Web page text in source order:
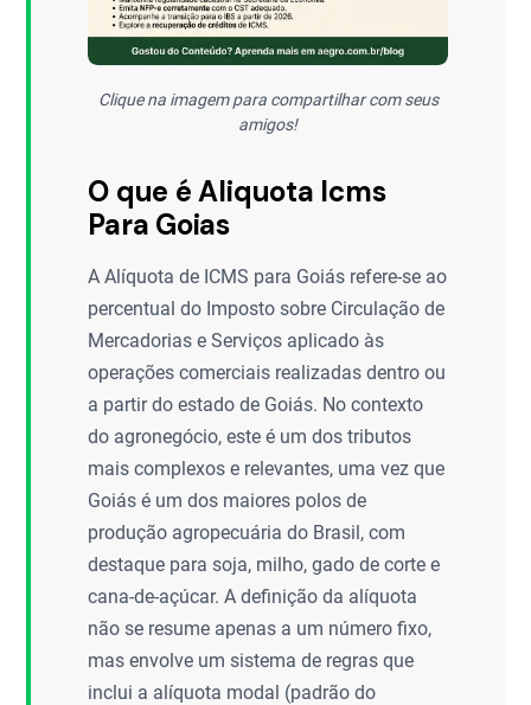
Clique na imagem para compartilhar com seus
amigos!
O que é Aliquota Icms
Para Goias
A Alíquota de ICMS para Goiás refere-se ao
percentual do Imposto sobre Circulação de
Mercadorias e Serviços aplicado às
operações comerciais realizadas dentro ou
a partir do estado de Goiás. No contexto
do agronegócio, este é um dos tributos
mais complexos e relevantes, uma vez que
Goiás é um dos maiores polos de
produção agropecuária do Brasil, com
destaque para soja, milho, gado de corte e
cana-de-açúcar. A definição da alíquota
não se resume apenas a um número fixo,
mas envolve um sistema de regras que
inclui a alíquota modal (padrão do